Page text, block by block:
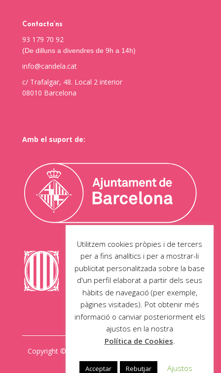
Contacta’ns
93 179 70 92
(De dilluns a divendres de 9h a 14h)
info@candela.cat
c/ Trafalgar, 48. Local 2 interior
08010 Barcelona
Amb el suport de:
Copyright © 2026 limoiura.com. All Rights Reserved.
Utilitzem cookies pròpies i de tercers
per a fins analítics i per a mostrar-li
publicitat personalitzada sobre la base
d'un perfil elaborat a partir dels seus
hàbits de navegació (per exemple,
pàgines visitades). Pot obtenir més
informació o canviar posteriorment els
ajustos en la nostra
Política de Cookies
Acceptar Rebutjar Ajustos